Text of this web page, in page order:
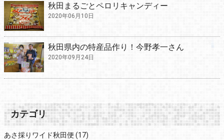
秋田まるごとペロリキャンディー
2020年06月10日
秋田県内の特産品作り！今野孝一さん
2020年09月24日
カテゴリ
あさ採りワイド秋田便 (17)